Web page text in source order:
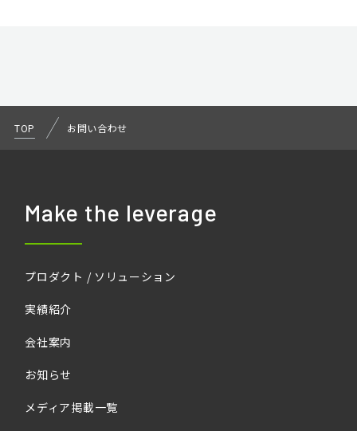
TOP お問い合わせ
Make the leverage
プロダクト / ソリューション
実績紹介
会社案内
お知らせ
メディア掲載一覧